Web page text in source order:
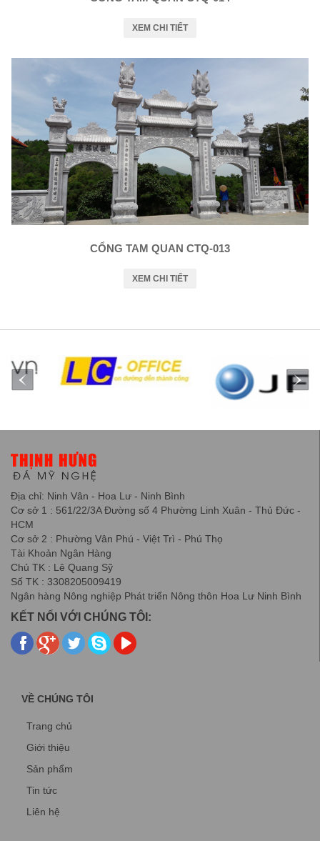
XEM CHI TIẾT
CỔNG TAM QUAN CTQ-013
XEM CHI TIẾT
Địa chỉ: Ninh Vân - Hoa Lư - Ninh Bình
Cơ sở 1 : 561/22/3A Đường số 4 Phường Linh Xuân - Thủ Đức -
HCM
Cơ sở 2 : Phường Vân Phú - Việt Trì - Phú Thọ
Tài Khoản Ngân Hàng
Chủ TK : Lê Quang Sỹ
Số TK : 3308205009419
Ngân hàng Nông nghiệp Phát triển Nông thôn Hoa Lư Ninh Bình
KẾT NỐI VỚI CHÚNG TÔI:
VỀ CHÚNG TÔI
Trang chủ
Giới thiệu
Sản phẩm
Tin tức
Liên hệ